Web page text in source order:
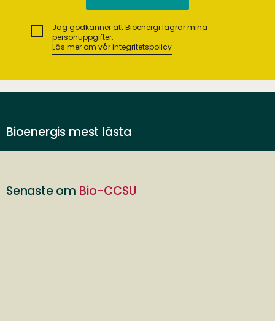
Jag godkänner att Bioenergi lagrar mina
personuppgifter.
Läs mer om vår integritetspolicy
Bioenergis mest lästa
Senaste om Bio-CCSU